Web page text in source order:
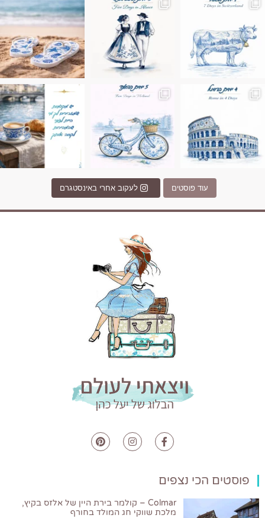
Instagram post
Instagram post 17994326828955248
עוד פוסטים לעקוב אחרי באינסטגרם
פוסטים הכי נצפים
Colmar – קולמר בירת היין של אלזס בקיץ,
מלכת שווקי חג המולד בחורף